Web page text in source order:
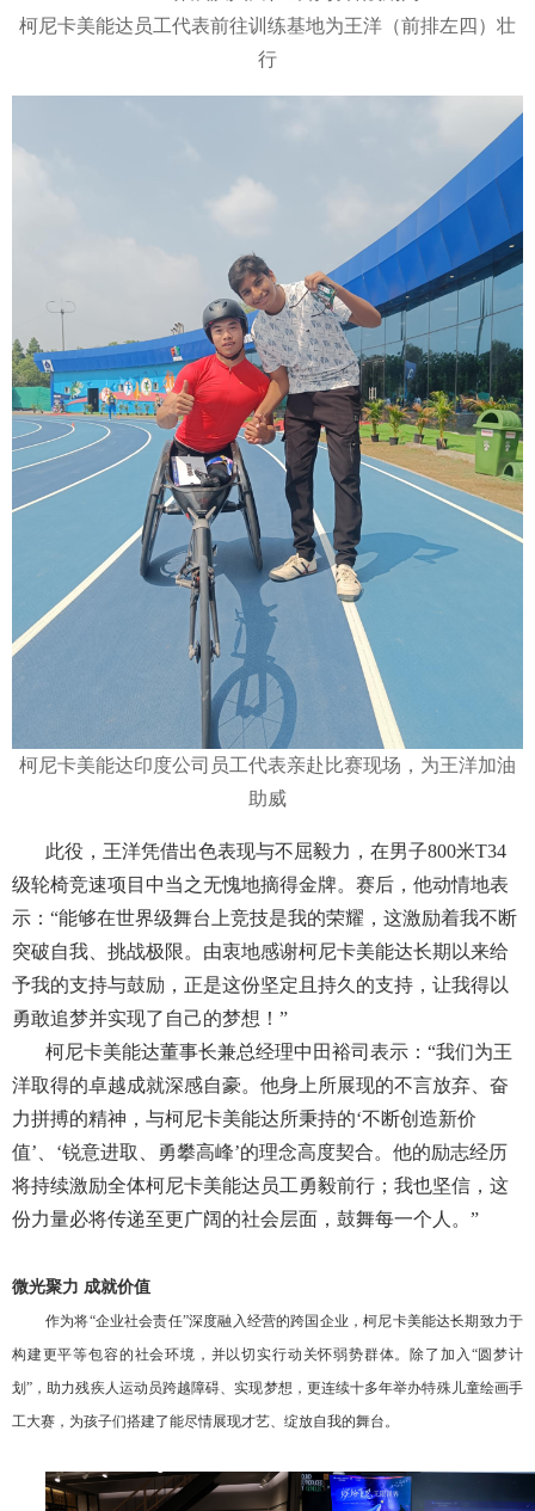
柯尼卡美能达员工代表前往训练基地为王洋（前排左四）壮
行
柯尼卡美能达印度公司员工代表亲赴比赛现场，为王洋加油
助威
此役，王洋凭借出色表现与不屈毅力，在男子800米T34
级轮椅竞速项目中当之无愧地摘得金牌。赛后，他动情地表
示：“能够在世界级舞台上竞技是我的荣耀，这激励着我不断
突破自我、挑战极限。由衷地感谢柯尼卡美能达长期以来给
予我的支持与鼓励，正是这份坚定且持久的支持，让我得以
勇敢追梦并实现了自己的梦想！”
柯尼卡美能达董事长兼总经理中田裕司表示： “我们为王
洋取得的卓越成就深感自豪。他身上所展现的不言放弃、奋
力拼搏的精神，与柯尼卡美能达所秉持的‘不断创造新价
值’、‘锐意进取、勇攀高峰’的理念高度契合。他的励志经历
将持续激励全体柯尼卡美能达员工勇毅前行；我也坚信，这
份力量必将传递至更广阔的社会层面，鼓舞每一个人。”
微光聚力 成就价值
作为将“企业社会责任”深度融入经营的跨国企业，柯尼卡美能达长期致力于
构建更平等包容的社会环境，并以切实行动关怀弱势群体。除了加入“圆梦计
划”，助力残疾人运动员跨越障碍、实现梦想，更连续十多年举办特殊儿童绘画手
工大赛，为孩子们搭建了能尽情展现才艺、绽放自我的舞台。